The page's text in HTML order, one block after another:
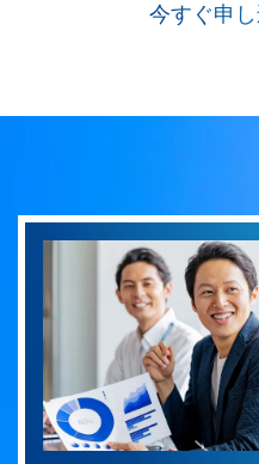
今すぐ申